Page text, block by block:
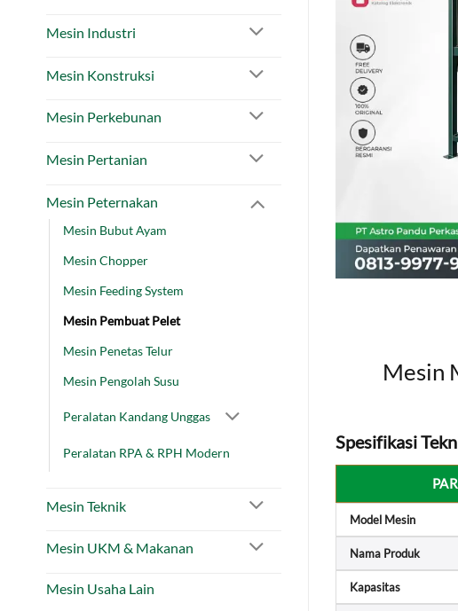
Mesin Industri
Mesin Konstruksi
Mesin Perkebunan
Mesin Pertanian
Mesin Peternakan
Mesin Bubut Ayam
Mesin Chopper
Mesin Feeding System
Mesin Pembuat Pelet
Mesin Penetas Telur
Mesin Pengolah Susu
Peralatan Kandang Unggas
Peralatan RPA & RPH Modern
Mesin Teknik
Mesin UKM & Makanan
Mesin Usaha Lain
Mesin
Spesifikasi
Model Mesin
Nama Produk
Kapasitas